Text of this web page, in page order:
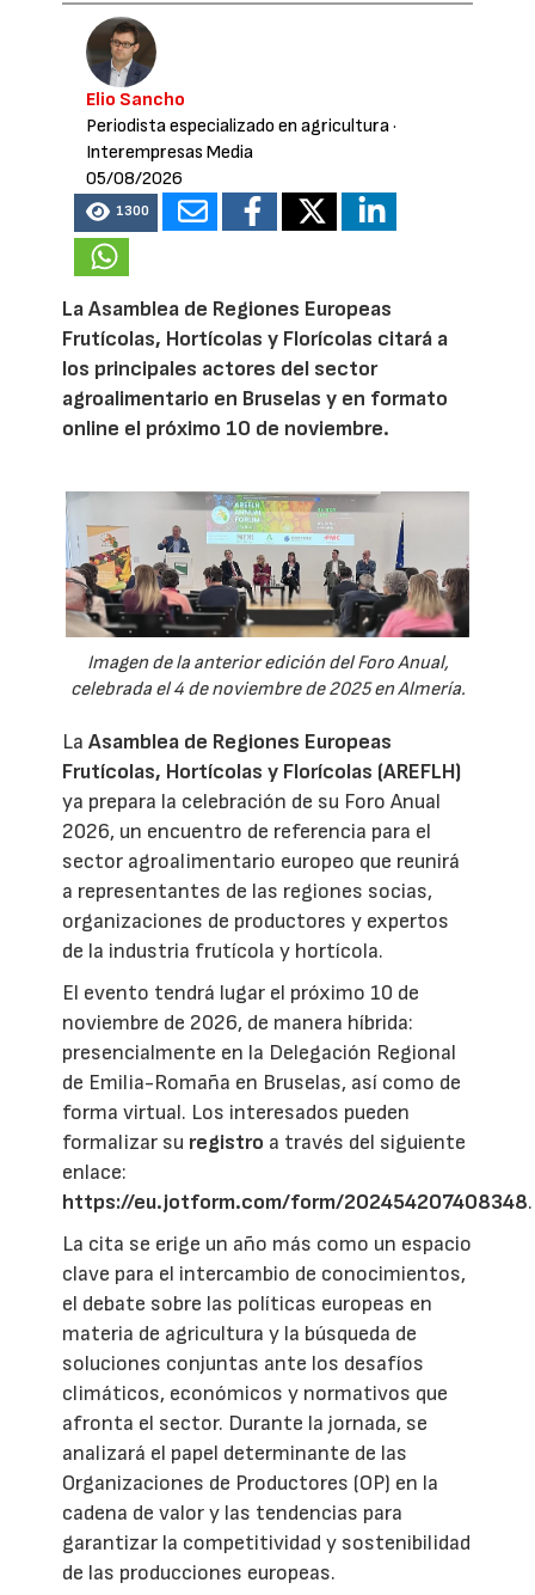
Elio Sancho
Periodista especializado en agricultura·
Interempresas Media
05/08/2026
1300
La Asamblea de Regiones Europeas
Frutícolas, Hortícolas y Florícolas citará a
los principales actores del sector
agroalimentario en Bruselas y en formato
online el próximo 10 de noviembre.
Imagen de la anterior edición del Foro Anual,
celebrada el 4 de noviembre de 2025 en Almería.
LaAsamblea de Regiones Europeas
Frutícolas, Hortícolas y Florícolas (AREFLH)
ya prepara la celebración de su Foro Anual
2026, un encuentro de referencia para el
sector agroalimentario europeo que reunirá
a representantes de las regiones socias,
organizaciones de productores y expertos
de la industria frutícola y hortícola.
El evento tendrá lugar el próximo 10 de
noviembre de 2026, de manera híbrida:
presencialmente en la Delegación Regional
de Emilia-Romaña en Bruselas, así como de
forma virtual. Los interesados pueden
formalizar su registro a través del siguiente
enlace:
https://eu.jotform.com/form/202454207408348.
La cita se erige un año más como un espacio
clave para el intercambio de conocimientos,
el debate sobre las políticas europeas en
materia de agricultura y la búsqueda de
soluciones conjuntas ante los desafíos
climáticos, económicos y normativos que
afronta el sector. Durante la jornada, se
analizará el papel determinante de las
Organizaciones de Productores (OP) en la
cadena de valor y las tendencias para
garantizar la competitividad y sostenibilidad
de las producciones europeas.